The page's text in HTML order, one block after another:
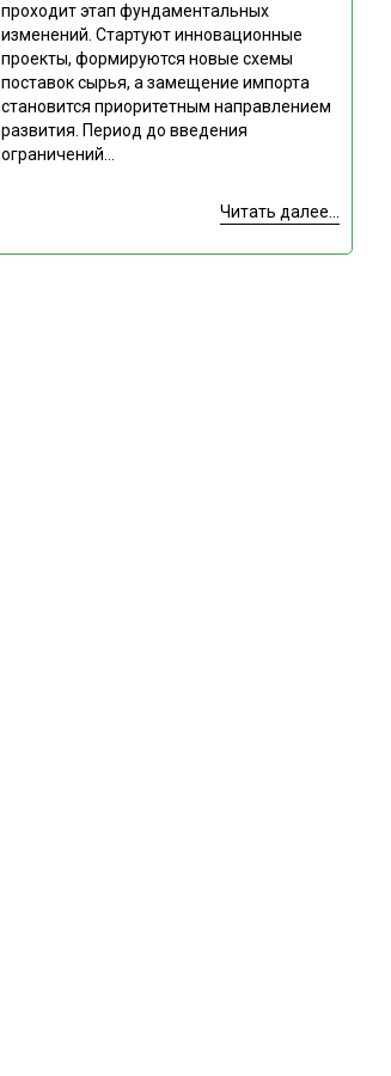
проходит этап фундаментальных
изменений. Стартуют инновационные
проекты, формируются новые схемы
поставок сырья, а замещение импорта
становится приоритетным направлением
развития. Период до введения
ограничений...
Читать далее...